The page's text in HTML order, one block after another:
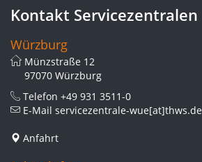
Kontakt Servicezentralen
Würzburg
Münzstraße 12
97070 Würzburg
Telefon +49 931 3511-0
E-Mail servicezentrale-wue[at]thws.de
Anfahrt